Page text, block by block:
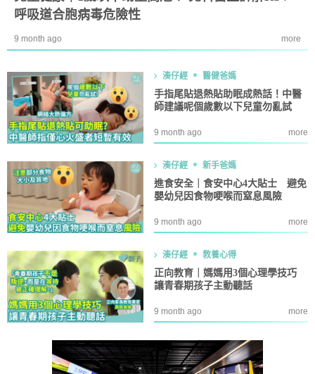
呼吸道合胞病毒危險性
9 month ago more
湊仔經 醫健爸媽
手指尾貼退熱貼助眠成熱話！中醫
師建議呢個歲數以下兒童勿亂試
9 month ago more
湊仔經 新手爸媽
進食安全｜食安中心4大貼士 避免
嬰幼兒因食物哽喉而窒息風險
9 month ago more
湊仔經 教養心得
正向教育｜媽媽用3個心理學技巧
讓青春期孩子主動聽話
9 month ago more